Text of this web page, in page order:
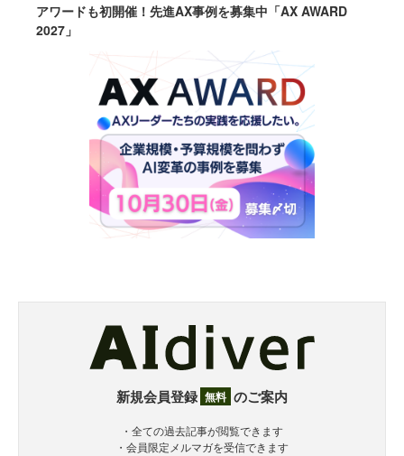
アワードも初開催！先進AX事例を募集中「AX AWARD
2027」
新規会員登録 無料 のご案内
・全ての過去記事が閲覧できます
・会員限定メルマガを受信できます